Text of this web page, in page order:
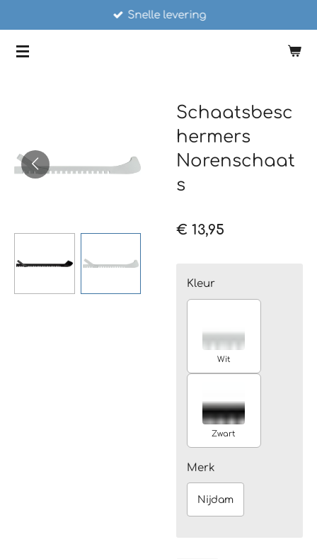
naar
Snelle levering
Schaatsbesc
hermers
Norenschaat
s
€ 13,95
Kleur
Wit
Zwart
Merk
Nijdam